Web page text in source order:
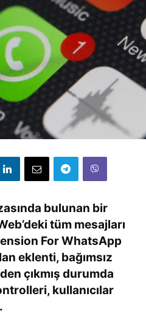
bulunan bir
tüm mesajları
For WhatsApp
eklenti, bağımsız
çıkmış durumda
kullanıcılar